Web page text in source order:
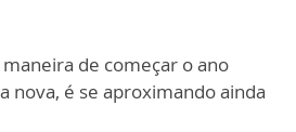
de começar o ano
nova, é se aproximando ainda